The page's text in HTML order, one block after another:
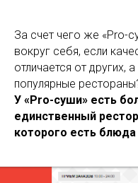
За счет чего же «Pro-
вокруг себя, если
отличается от других,
популярные
У «Pro-суши» есть
единственный
которого есть